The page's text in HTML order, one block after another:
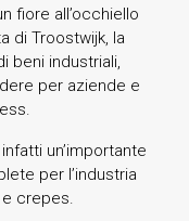
fiore all’occhiello
di Troostwijk, la
beni industriali,
per aziende e
un’importante
per l’industria
crepes.